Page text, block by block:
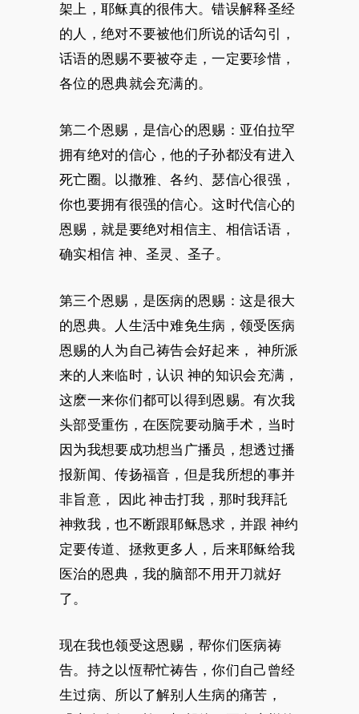
架上，耶稣真的很伟大。错误解释圣经
的人，绝对不要被他们所说的话勾引，
话语的恩赐不要被夺走，一定要珍惜，
各位的恩典就会充满的。
第二个恩赐，是信心的恩赐：亚伯拉罕
拥有绝对的信心，他的子孙都没有进入
死亡圈。以撒雅、各约、瑟信心很强，
你也要拥有很强的信心。这时代信心的
恩赐，就是要绝对相信主、相信话语，
确实相信 神、圣灵、圣子。
第三个恩赐，是医病的恩赐：这是很大
的恩典。人生活中难免生病，领受医病
恩赐的人为自己祷告会好起来， 神所派
来的人来临时，认识 神的知识会充满，
这麽一来你们都可以得到恩赐。有次我
头部受重伤，在医院要动脑手术，当时
因为我想要成功想当广播员，想透过播
报新闻、传扬福音，但是我所想的事并
非旨意， 因此 神击打我，那时我拜託
神救我，也不断跟耶稣恳求，并跟 神约
定要传道、拯救更多人，后来耶稣给我
医治的恩典，我的脑部不用开刀就好
了。
现在我也领受这恩赐，帮你们医病祷
告。持之以恆帮忙祷告，你们自己曾经
生过病、所以了解别人生病的痛苦，